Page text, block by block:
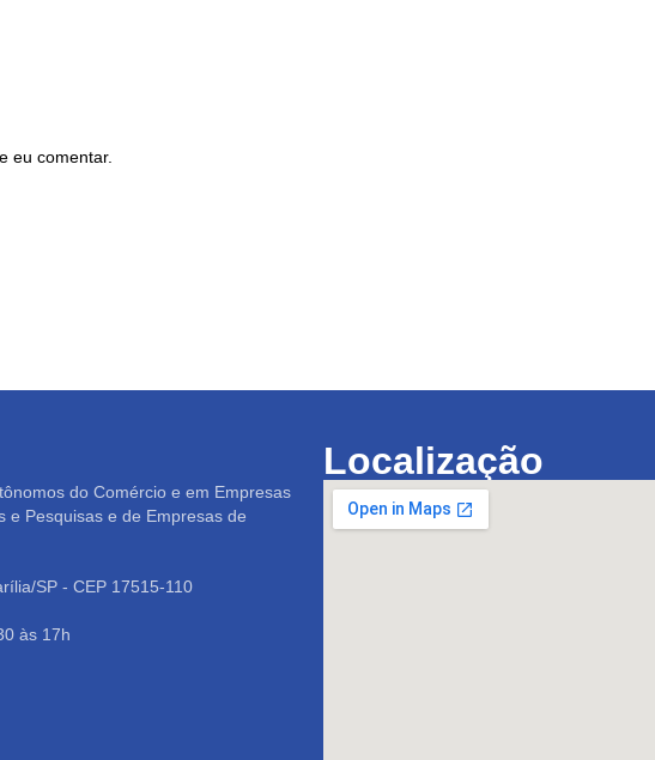
eu comentar.
do Comércio e em Empresas
e Pesquisas e de Empresas de
SP - CEP 17515-110
às 17h
Localização